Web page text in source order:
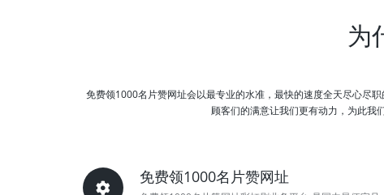
为
免费领1000名片赞网址会以最专业的水准，最快的速度全天尽心尽
顾客们的满意让我们更有动力，为此我
免费领1000名片赞网址